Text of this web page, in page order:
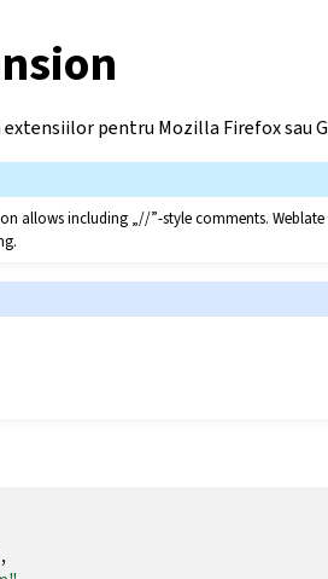
pentru Mozilla Firefox sau
allows including „//”-style comments.
,